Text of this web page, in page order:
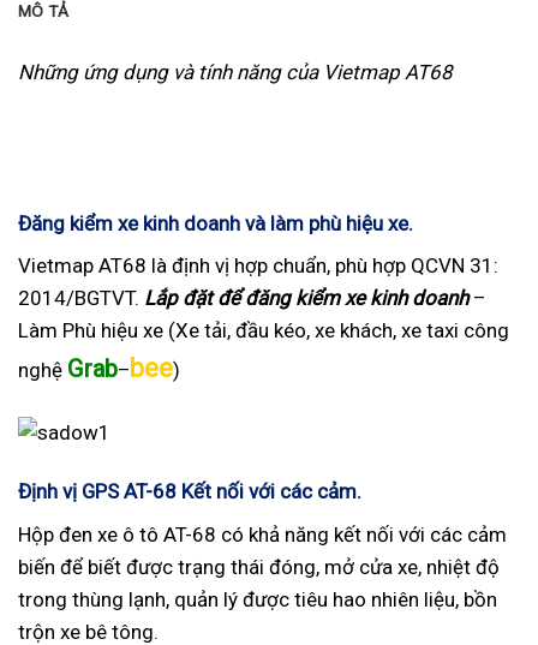
MÔ TẢ
Những ứng dụng và tính năng của Vietmap AT68
Đăng kiểm xe kinh doanh và làm phù hiệu xe.
Vietmap AT68 là định vị hợp chuẩn, phù hợp QCVN 31:
2014/BGTVT. Lắp đặt để đăng kiểm xe kinh doanh–
Làm Phù hiệu xe (Xe tải, đầu kéo, xe khách, xe taxi công
nghệ Grab– bee)
Định vị GPS AT-68 Kết nối với các cảm.
Hộp đen xe ô tô AT-68 có khả năng kết nối với các cảm
biến để biết được trạng thái đóng, mở cửa xe, nhiệt độ
trong thùng lạnh, quản lý được tiêu hao nhiên liệu, bồn
trộn xe bê tông.